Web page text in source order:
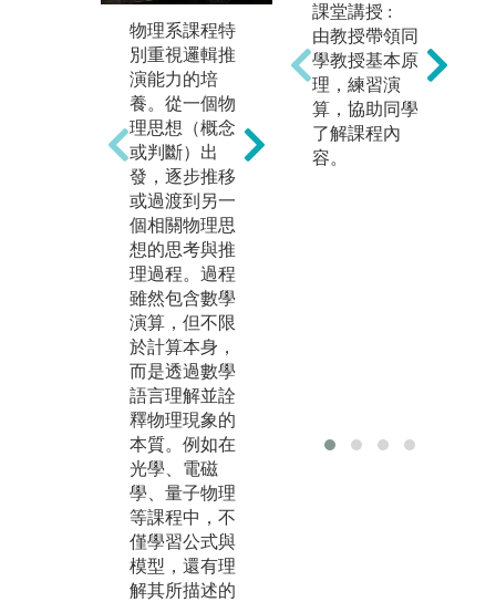
物理系課程特
別重視邏輯推
演能力的培
養。從一個物
理思想（概念
或判斷）出
發，逐步推移
或過渡到另一
個相關物理思
想的思考與推
理過程。過程
雖然包含數學
演算，但不限
於計算本身，
而是透過數學
語言理解並詮
釋物理現象的
本質。例如在
光學、電磁
學、量子物理
等課程中，不
僅學習公式與
模型，還有理
解其所描述的
實驗教學課程
透過實際操
作，讓學生從
實驗中驗證科
學理論，或自
行設計實驗以
質。
課堂講授 :
由教授帶領同
學教授基本原
理，練習演
算，協助同學
了解課程內
容。